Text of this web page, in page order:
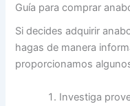
Guía para comprar
Si decides adquirir
hagas de manera
proporcionamos
Investiga